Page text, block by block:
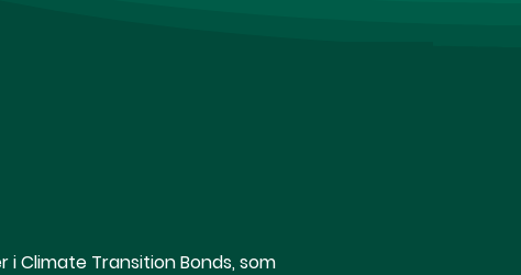
Climate Transition Bonds, som